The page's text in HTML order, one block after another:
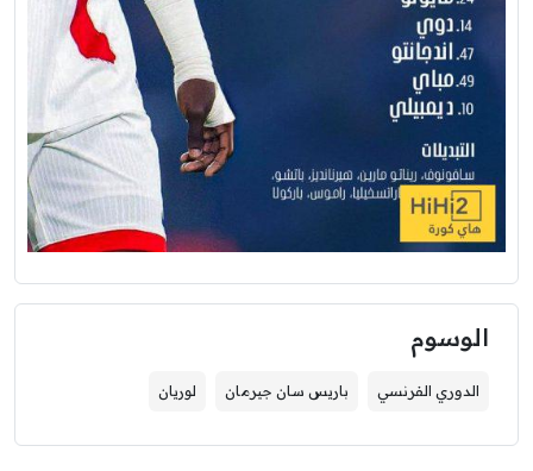
الوسوم
الدوري الفرنسي باريس سان جيرمان لوريان